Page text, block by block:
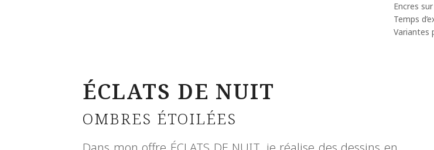
Encres
Temps
Variantes
ÉCLATS DE NUIT
OMBRES ÉTOILÉES